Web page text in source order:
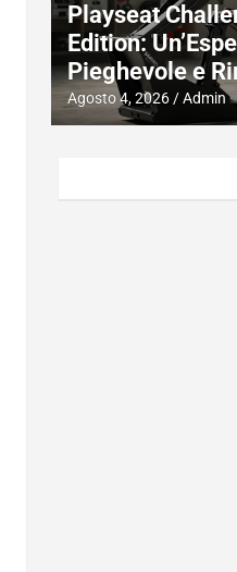
Playseat
Edition:
Pieghevole e
Agosto 4, 2026 Admin